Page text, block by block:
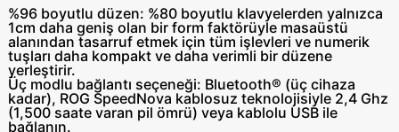
%96 boyutlu düzen: %80 boyutlu klavyelerden yalnızca
1cm daha geniş olan bir form faktörüyle masaüstü
alanından tasarruf etmek için tüm işlevleri ve numerik
tuşları daha kompakt ve daha verimli bir düzene
yerleştirir.
Üç modlu bağlantı seçeneği: Bluetooth® (üç cihaza
kadar), ROG SpeedNova kablosuz teknolojisiyle 2,4 Ghz
(1,500 saate varan pil ömrü) veya kablolu USB ile
bağlanın.